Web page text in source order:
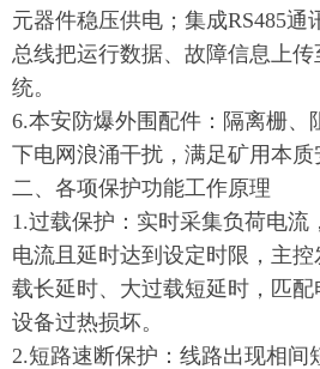
元器件稳压供电；集成RS485通
总线把运行数据、故障信息上
统。
6.本安防爆外围配件：隔离栅、
下电网浪涌干扰，满足矿用本质
二、各项保护功能工作原理
1.过载保护：实时采集负荷电流
电流且延时达到设定时限，主
载长延时、大过载短延时，匹
设备过热损坏。
2.短路速断保护：线路出现相间